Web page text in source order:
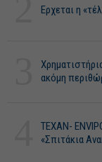
Ερχεται η
ακόμη
ΤΕΧΑΝ-
«Σπιτάκια